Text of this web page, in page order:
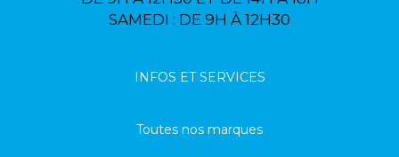
SAMEDI : DE 9H À 12H30
INFOS ET SERVICES
Toutes nos marques